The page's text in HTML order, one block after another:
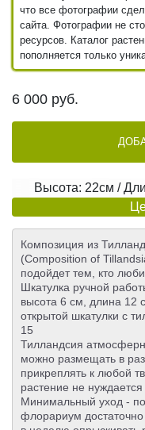
что все фотографии
сайта. Фотографии не
ресурсов. Каталог
пополняется только
6 000 руб.
Высота: 22см /
Композиция из
(Composition of
подойдет тем, кто
Шкатулка ручной
высота 6 см, длина 12
открытой шкатулки с
15
Тилландсия
можно размещать в
прикреплять к любой
растение не нуждается
Минимальный уход -
флорариум